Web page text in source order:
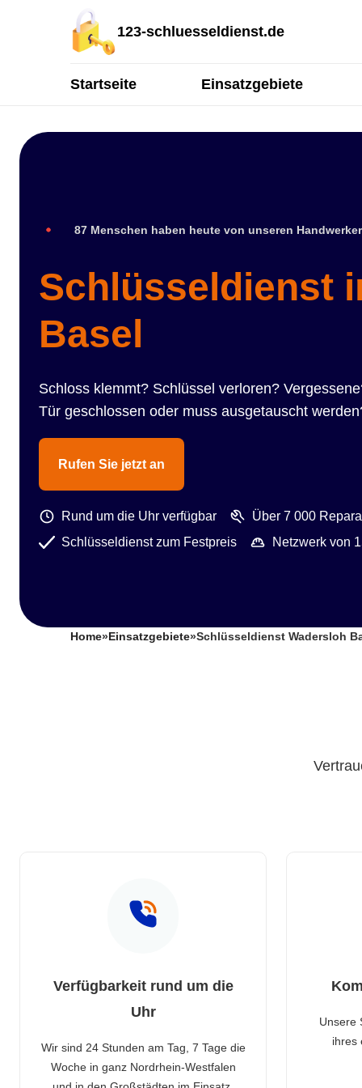
123-schluesseldienst.de
Startseite Einsatzgebiete
87 Menschen haben heute von unseren
Schlüsseldienst
Basel
Schloss klemmt? Schlüssel verloren?
Tür geschlossen oder muss ausgetauscht
Rufen Sie jetzt an
Rund um die Uhr verfügbar
Über 7 000
Schlüsseldienst zum Festpreis
Netzwerk von
Home» Einsatzgebiete»Schlüsseldienst Wadersloh
Verfügbarkeit rund um die
Uhr
Wir sind 24 Stunden am Tag, 7 Tage die
Woche in ganz Nordrhein-Westfalen
Unsere
ihres